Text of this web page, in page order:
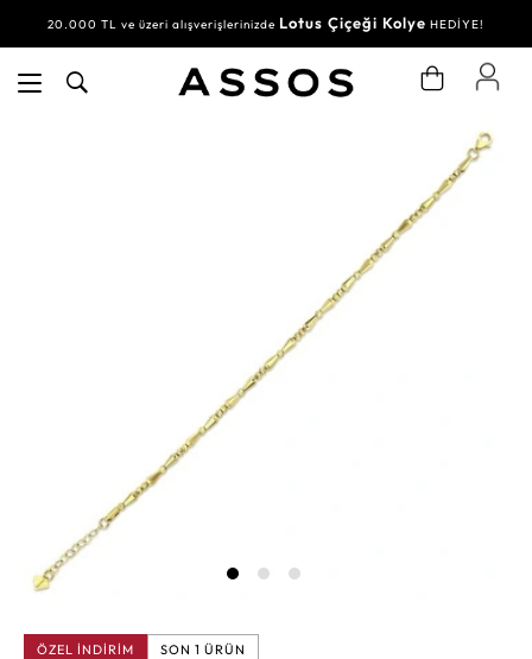
20.000 TL ve üzeri alışverişlerinizde Lotus Çiçeği Kolye HEDİYE!
ÖZEL İNDİRİM SON 1 ÜRÜN